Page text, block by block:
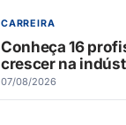
CARREIRA
Conheça 16
crescer na
07/08/2026